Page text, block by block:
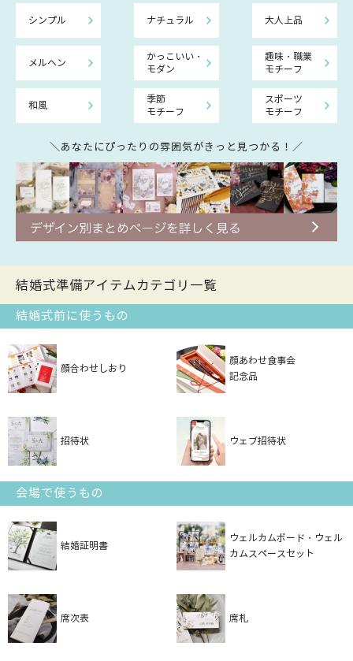
シンプル ナチュラル 大人上品
メルヘン
かっこいい・
モダン
趣味・職業
モチーフ
和風
季節
モチーフ
スポーツ
モチーフ
＼あなたにぴったりの雰囲気がきっと見つかる！／
結婚式準備アイテムカテゴリ一覧
結婚式前に使うもの
顔合わせしおり
顔あわせ食事会
記念品
招待状 ウェブ招待状
会場で使うもの
結婚証明書
ウェルカムボード・ウェル
カムスペースセット
席次表 席札